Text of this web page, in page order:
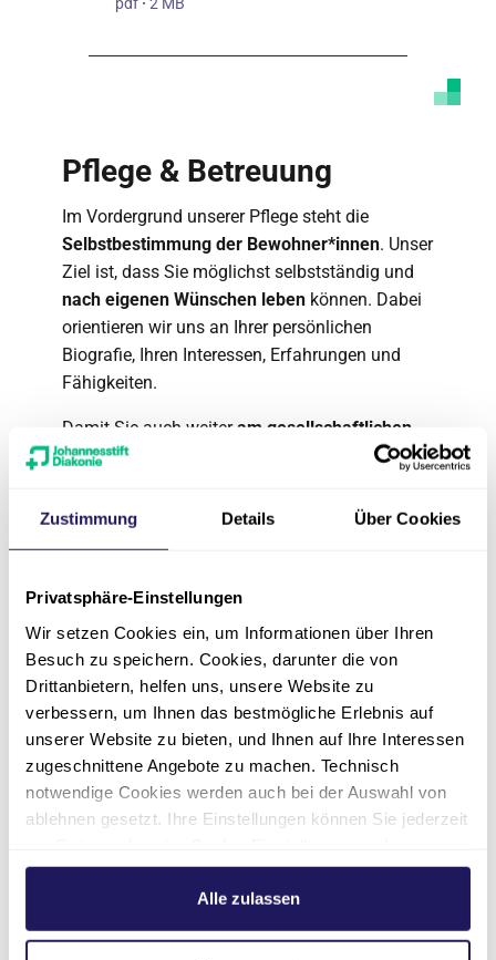
Zustimmung Details Über Cookies
Privatsphäre-Einstellungen
Wir setzen Cookies ein, um Informationen über Ihren
Besuch zu speichern. Cookies, darunter die von
Drittanbietern, helfen uns, unsere Website zu
verbessern, um Ihnen das bestmögliche Erlebnis auf
unserer Website zu bieten, und Ihnen auf Ihre Interessen
zugeschnittene Angebote zu machen. Technisch
notwendige Cookies werden auch bei der Auswahl von
ablehnen gesetzt. Ihre Einstellungen können Sie jederzeit
Weitere Informationen hierzu finden Sie in unserer
.
Alle zulassen
Pflege & Betreuung
Im Vordergrund unserer Pflege steht die
Selbstbestimmung der Bewohner*innen. Unser
Ziel ist, dass Sie möglichst selbstständig und
nach eigenen Wünschen leben können. Dabei
orientieren wir uns an Ihrer persönlichen
Biografie, Ihren Interessen, Erfahrungen und
Fähigkeiten.
Damit Sie auch weiteram gesellschaftlichen
Leben teilnehmen
können, bieten wir Ihnen
Betreuungsangebote an. Ob und bei welchen
Jede Wohngemeinschaft hat eine
Bezugspflegekraft , die sich als
Ansprechpartner*in um Ihre persönlichen
Belange kümmert.
Begleitung von Menschen mit
Demenz
Durchregelmäßige Fortbildungensind unsere
demenzkranken Bewohner*innengeschult
und kennen deren besondere Bedürfnisse.
Unterschiedliche Therapien und eine